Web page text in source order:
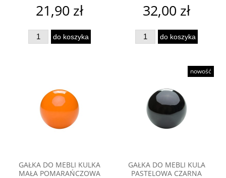
21,90 zł
do koszyka
32,00 zł
do koszyka
GAŁKA DO MEBLI KULKA
MAŁA POMARAŃCZOWA
GAŁKA DO MEBLI KULA
PASTELOWA CZARNA
nowość